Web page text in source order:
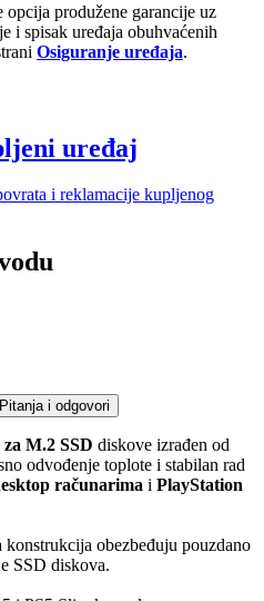
opcija produžene garancije uz
i spisak uređaja obuhvaćenih
Osiguranje uređaja.
uređaj
i reklamacije kupljenog
Pitanja i odgovori
M.2 SSD diskove izrađen od
odvođenje toplote i stabilan rad
računarima i PlayStation
konstrukcija obezbeđuju pouzdano
SSD diskova.